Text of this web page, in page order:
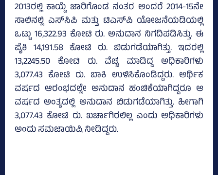
2013ರಲ್ಲಿ ಕಾಯ್ದೆ ಜಾರಿಗೊಂಡ ನಂತರ ಅಂದರೆ 2014-15ನೇ
ಸಾಲಿನಲ್ಲಿ ಎಸ್‌ಸಿಪಿ ಮತ್ತು ಟಿಎಸ್‌ಪಿ ಯೋಜನೆಯಡಿಯಲ್ಲಿ
ಒಟ್ಟು 16,322.93 ಕೋಟಿ ರು. ಅನುದಾನ ನಿಗದಿಪಡಿಸಿತ್ತು. ಈ
ಪೈಕಿ 14,191.58 ಕೋಟಿ ರು. ಬಿಡುಗಡೆಯಾಗಿತ್ತು. ಇದರಲ್ಲಿ
13,2245.50 ಕೋಟಿ ರು. ವೆಚ್ಚ ಮಾಡಿದ್ದ ಅಧಿಕಾರಿಗಳು
3,077.43 ಕೋಟಿ ರು. ಬಾಕಿ ಉಳಿಸಿಕೊಂಡಿದ್ದರು. ಆರ್ಥಿಕ
ವರ್ಷದ ಆರಂಭದಲ್ಲೇ ಅನುದಾನ ಹಂಚಿಕೆಯಾಗಿದ್ದರೂ ಆ
ವರ್ಷದ ಅಂತ್ಯದಲ್ಲಿ ಅನುದಾನ ಬಿಡುಗಡೆಯಾಗಿತ್ತು. ಹೀಗಾಗಿ
3,077.43 ಕೋಟಿ ರು. ಖರ್ಚಾಗಿರಲಿಲ್ಲ ಎಂದು ಅಧಿಕಾರಿಗಳು
ಅಂದು ಸಮಜಾಯಿಷಿ ನೀಡಿದ್ದರು.